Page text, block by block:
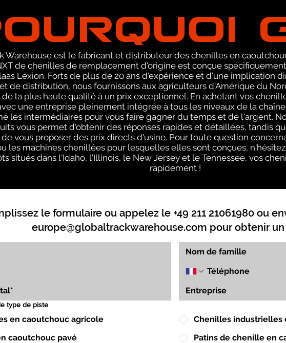
Warehouse est le fabricant et distributeur des chenilles en
de chenilles de remplacement d'origine est conçue
Lexion. Forts de plus de 20 ans d'expérience et d'une implication
de distribution, nous fournissons aux agriculteurs d'Amérique du
la plus haute qualité à un prix exceptionnel. En achetant vos
une entreprise pleinement intégrée à tous les niveaux de la
les intermédiaires pour vous faire gagner du temps et de l'argent.
vous permet d'obtenir des réponses rapides et détaillées, tandis
vous proposer des prix directs d'usine. Pour toute question
les machines chenillées pour lesquelles elles sont conçues, n'hésitez
situés dans l'Idaho, l'Illinois, le New Jersey et le Tennessee, vos
rapidement !
le formulaire ou appelez le +49 211 21061980 ou
europe@globaltrackwarehouse.com pour obtenir
type de piste
en caoutchouc agricole
Chenilles industrielles
caoutchouc pavé
Patins de chenille en